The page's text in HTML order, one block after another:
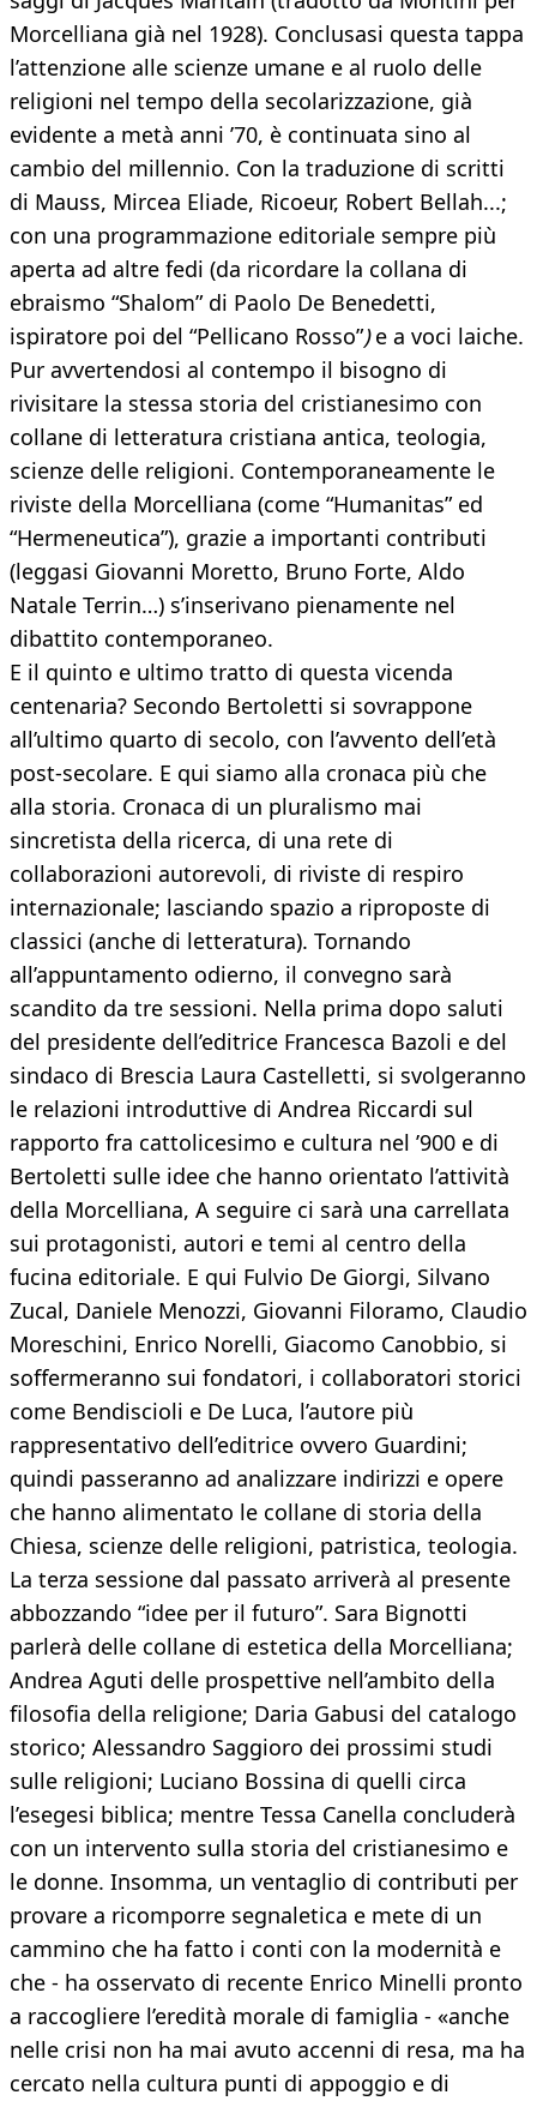
Morcelliana già nel 1928). Conclusasi questa tappa
l’attenzione alle scienze umane e al ruolo delle
religioni nel tempo della secolarizzazione, già
evidente a metà anni ’70, è continuata sino al
cambio del millennio. Con la traduzione di scritti
di Mauss, Mircea Eliade, Ricoeur, Robert Bellah...;
con una programmazione editoriale sempre più
aperta ad altre fedi (da ricordare la collana di
ebraismo “Shalom” di Paolo De Benedetti,
ispiratore poi del “Pellicano Rosso”)e a voci laiche.
Pur avvertendosi al contempo il bisogno di
rivisitare la stessa storia del cristianesimo con
collane di letteratura cristiana antica, teologia,
scienze delle religioni. Contemporaneamente le
riviste della Morcelliana (come “Humanitas” ed
“Hermeneutica”), grazie a importanti contributi
(leggasi Giovanni Moretto, Bruno Forte, Aldo
Natale Terrin…) s’inserivano pienamente nel
dibattito contemporaneo.
E il quinto e ultimo tratto di questa vicenda
centenaria? Secondo Bertoletti si sovrappone
all’ultimo quarto di secolo, con l’avvento dell’età
post-secolare. E qui siamo alla cronaca più che
alla storia. Cronaca di un pluralismo mai
sincretista della ricerca, di una rete di
collaborazioni autorevoli, di riviste di respiro
internazionale; lasciando spazio a riproposte di
classici (anche di letteratura). Tornando
all’appuntamento odierno, il convegno sarà
scandito da tre sessioni. Nella prima dopo saluti
del presidente dell’editrice Francesca Bazoli e del
sindaco di Brescia Laura Castelletti, si svolgeranno
le relazioni introduttive di Andrea Riccardi sul
rapporto fra cattolicesimo e cultura nel ’900 e di
Bertoletti sulle idee che hanno orientato l’attività
della Morcelliana, A seguire ci sarà una carrellata
sui protagonisti, autori e temi al centro della
fucina editoriale. E qui Fulvio De Giorgi, Silvano
Zucal, Daniele Menozzi, Giovanni Filoramo, Claudio
Moreschini, Enrico Norelli, Giacomo Canobbio, si
soffermeranno sui fondatori, i collaboratori storici
come Bendiscioli e De Luca, l’autore più
rappresentativo dell’editrice ovvero Guardini;
quindi passeranno ad analizzare indirizzi e opere
che hanno alimentato le collane di storia della
Chiesa, scienze delle religioni, patristica, teologia.
La terza sessione dal passato arriverà al presente
abbozzando “idee per il futuro”. Sara Bignotti
parlerà delle collane di estetica della Morcelliana;
Andrea Aguti delle prospettive nell’ambito della
filosofia della religione; Daria Gabusi del catalogo
storico; Alessandro Saggioro dei prossimi studi
sulle religioni; Luciano Bossina di quelli circa
l’esegesi biblica; mentre Tessa Canella concluderà
con un intervento sulla storia del cristianesimo e
le donne. Insomma, un ventaglio di contributi per
provare a ricomporre segnaletica e mete di un
cammino che ha fatto i conti con la modernità e
che - ha osservato di recente Enrico Minelli pronto
a raccogliere l’eredità morale di famiglia - «anche
nelle crisi non ha mai avuto accenni di resa, ma ha
cercato nella cultura punti di appoggio e di